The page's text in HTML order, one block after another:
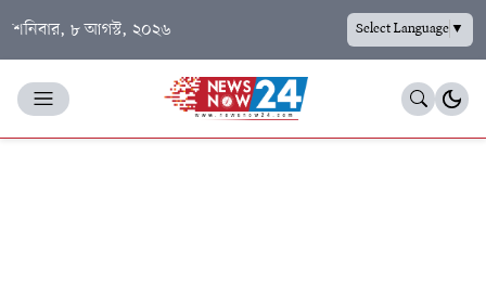
শনিবার, ৮ আগস্ট, ২০২৬ Select Language▼